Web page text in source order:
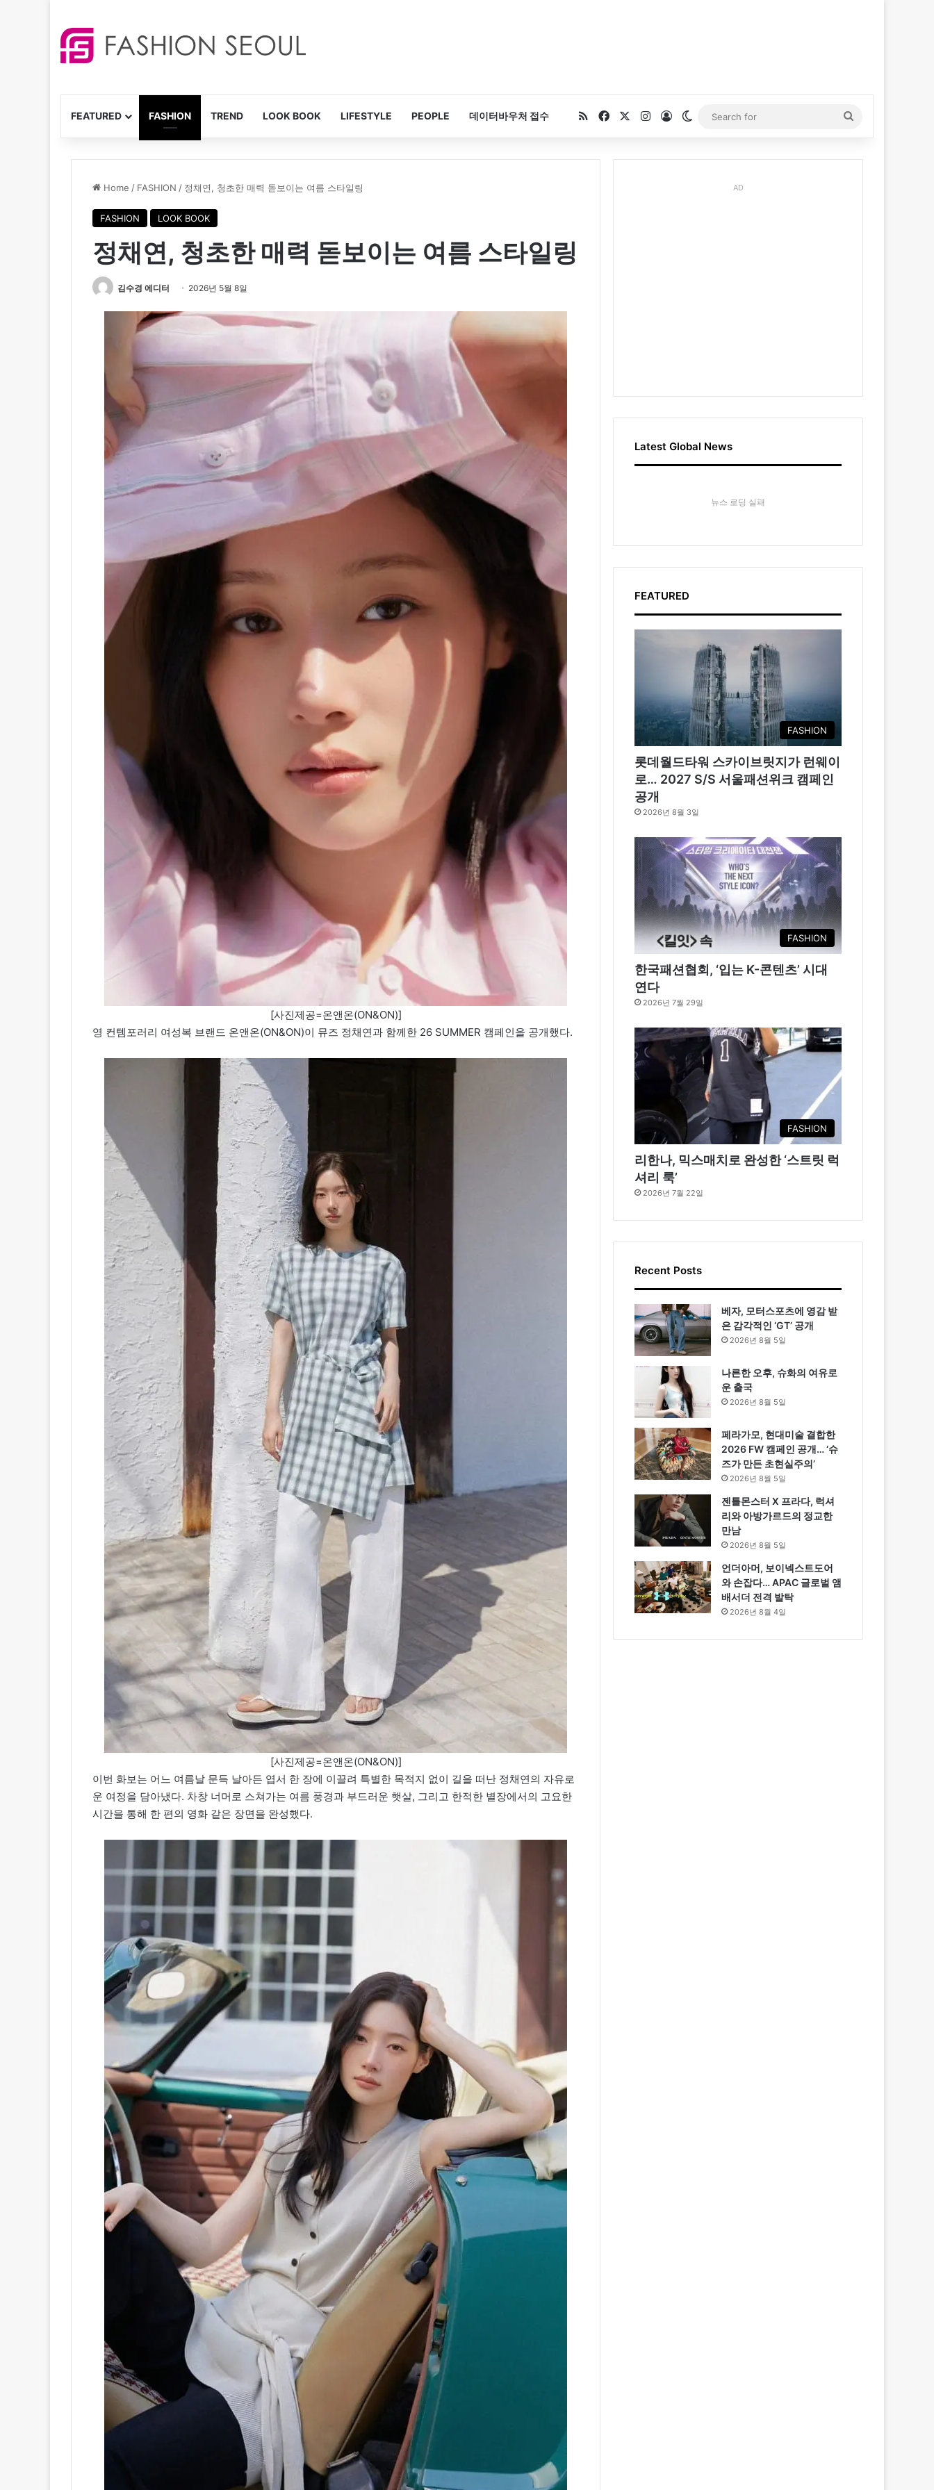
FEATURED FASHION TREND LOOK BOOK LIFESTYLE PEOPLE 데이터바우처 접수 RSSFacebookInstagram
Log InSwitch skin
for
Home / FASHION / 정채연, 청초한 매력 돋보이는 여름 스타일링
FASHION LOOK BOOK
정채연, 청초한 매력 돋보이는 여름 스타일링
김수경 에디터 2026년 5월 8일
[사진제공=온앤온(ON&ON)]
영 컨템포러리 여성복 브랜드 온앤온(ON&ON)이 뮤즈 정채연과 함께한 26 SUMMER 캠페인을 공개했다.
[사진제공=온앤온(ON&ON)]
이번 화보는 어느 여름날 문득 날아든 엽서 한 장에 이끌려 특별한 목적지 없이 길을 떠난 정채연의 자유로
운 여정을 담아냈다. 차창 너머로 스쳐가는 여름 풍경과 부드러운 햇살, 그리고 한적한 별장에서의 고요한
시간을 통해 한 편의 영화 같은 장면을 완성했다.
AD
Latest Global News
뉴스 로딩 실패
FEATURED
FASHION
롯데월드타워 스카이브릿지가 런웨이
로… 2027 S/S 서울패션위크 캠페인
공개
2026년 8월 3일
FASHION
한국패션협회, ‘입는 K-콘텐츠’ 시대
연다
2026년 7월 29일
FASHION
리한나, 믹스매치로 완성한 ‘스트릿 럭
셔리 룩’
2026년 7월 22일
Recent Posts
베자, 모터스포츠에 영감 받
은 감각적인 ‘GT’ 공개
2026년 8월 5일
나른한 오후, 슈화의 여유로
운 출국
2026년 8월 5일
페라가모, 현대미술 결합한
2026 FW 캠페인 공개… ‘슈
즈가 만든 초현실주의’
2026년 8월 5일
젠틀몬스터 X 프라다, 럭셔
리와 아방가르드의 정교한
만남
2026년 8월 5일
언더아머, 보이넥스트도어
와 손잡다… APAC 글로벌 앰
배서더 전격 발탁
2026년 8월 4일